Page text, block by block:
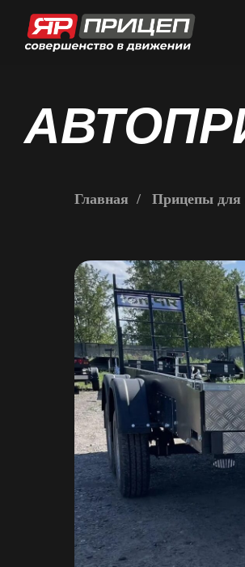
Главная / Прицепы для